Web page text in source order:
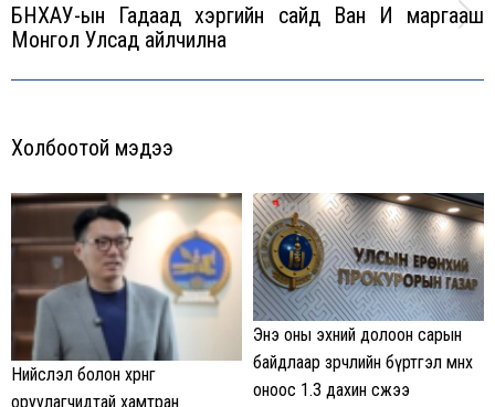
Next
БНХАУ-ын Гадаад хэргийн сайд Ван И маргааш
Монгол Улсад айлчилна
Холбоотой мэдээ
Нийслэл болон хөрөнгө
оруулагчидтай хамтран
Энэ оны эхний долоон сарын
байдлаар зөрчлийн бүртгэл өмнөх
оноос 1.3 дахин өсжээ